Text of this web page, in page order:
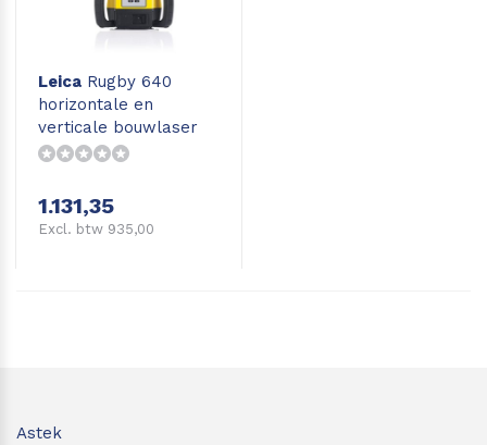
Leica Rugby 640
horizontale en
verticale bouwlaser
met afschot
1.131,35
Excl. btw 935,00
Astek